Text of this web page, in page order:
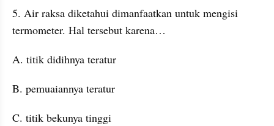
5. Air raksa diketahui dimanfaatkan untuk mengisi
termometer. Hal tersebut karena…
A. titik didihnya teratur
B. pemuaiannya teratur
C. titik bekunya tinggi